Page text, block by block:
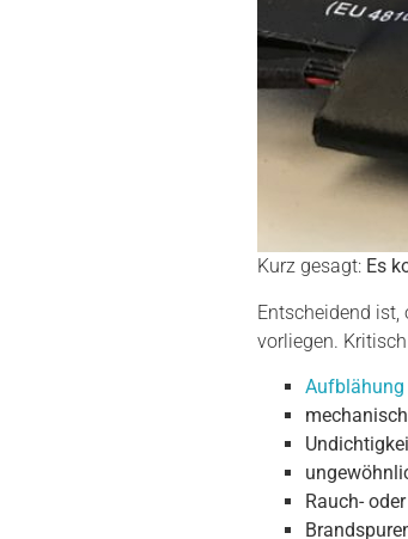
Kurz gesagt: Es
Entscheidend
vorliegen.
Aufblähung
Rauch-